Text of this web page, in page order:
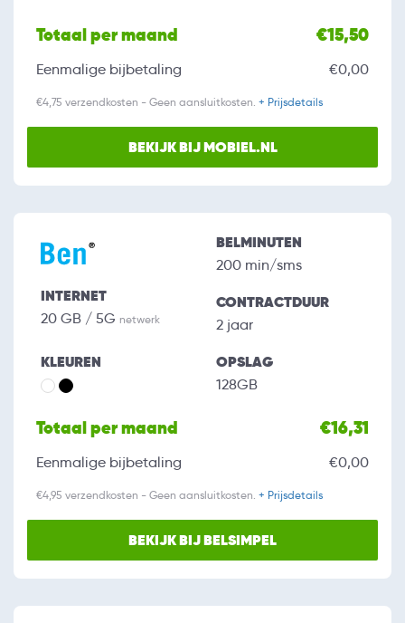
Totaal per maand €15,50
Eenmalige bijbetaling €0,00
€4,75 verzendkosten - Geen aansluitkosten. + Prijsdetails
BEKIJK BIJ MOBIEL.NL
INTERNET
20 GB / 5G netwerk
BELMINUTEN
200 min/sms
CONTRACTDUUR
2 jaar
KLEUREN OPSLAG
128GB
Totaal per maand €16,31
Eenmalige bijbetaling €0,00
€4,95 verzendkosten - Geen aansluitkosten. + Prijsdetails
BEKIJK BIJ BELSIMPEL